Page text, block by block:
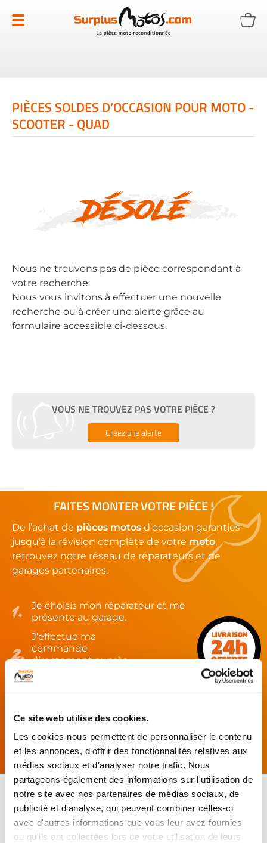
Ce site web utilise des cookies.
Les cookies nous permettent de personnaliser le contenu
et les annonces, d'offrir des fonctionnalités relatives aux
médias sociaux et d'analyser notre trafic. Nous
partageons également des informations sur l'utilisation de
notre site avec nos partenaires de médias sociaux, de
publicité et d'analyse, qui peuvent combiner celles-ci
avec d'autres informations que vous leur avez fournies
ou qu'ils ont collectées lors de votre utilisation de leurs
au
contenu
PIÈCES SOLDES D’OCCASION POUR MOTO -
SCOOTER - QUAD
Désolé
Nous ne trouvons pas de pièce correspondant à
votre recherche.
Nous vous invitons à effectuer une nouvelle
recherche ou à créer une alerte grâce au
formulaire accessible ci-dessous.
VOUS NE TROUVEZ PAS VOTRE PIÈCE ?
Créez une alerte
FAITES MONTER VOTRE PIÈCE !
De l’achat de pièces motos d’occasion garanties
jusqu'à la révision complète de votre moto,
retrouvez notre réseau de réparateurs et de
garages partenaires.
Je choisis mon réparateur et me
présente au garage.
J’effectue ma
commande
directement auprès
du réparateur.
Mes pièces sont livrées et